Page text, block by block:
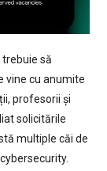
trebuie să
vine cu anumite
profesorii și
solicitările
multiple căi de